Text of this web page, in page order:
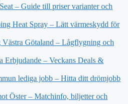
– Guide till priser varianter och
Heat Spray – Lätt värmeskydd för
Götaland – Lågflygning och
Erbjudande – Veckans Deals &
lediga jobb – Hitta ditt drömjobb
Öster – Matchinfo, biljetter och